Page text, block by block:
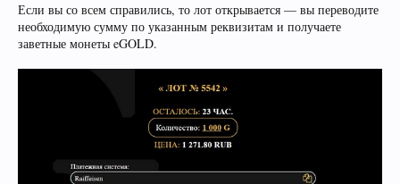
Если вы со всем справились, то лот открывается — вы переводите
необходимую сумму по указанным реквизитам и получаете
заветные монеты eGOLD.